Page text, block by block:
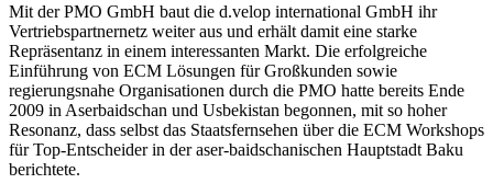
Mit der PMO GmbH baut die d.velop international GmbH ihr
Vertriebspartnernetz weiter aus und erhält damit eine starke
Repräsentanz in einem interessanten Markt. Die erfolgreiche
Einführung von ECM Lösungen für Großkunden sowie
regierungsnahe Organisationen durch die PMO hatte bereits Ende
2009 in Aserbaidschan und Usbekistan begonnen, mit so hoher
Resonanz, dass selbst das Staatsfernsehen über die ECM Workshops
für Top-Entscheider in der aser-baidschanischen Hauptstadt Baku
berichtete.